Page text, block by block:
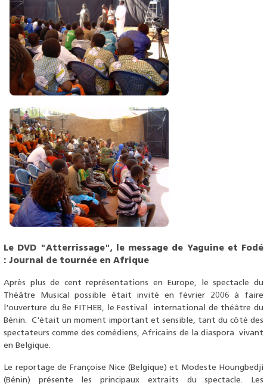
Le DVD "Atterrissage", le message de Yaguine et Fodé
: Journal de tournée en Afrique
Après plus de cent représentations en Europe, le spectacle du
Théâtre Musical possible était invité en février 2006 à faire
l'ouverture du 8e FITHEB, le Festival international de théâtre du
Bénin. C'était un moment important et sensible, tant du côté des
spectateurs comme des comédiens, Africains de la diaspora vivant
en Belgique.
Le reportage de Françoise Nice (Belgique) et Modeste Houngbedji
(Bénin) présente les principaux extraits du spectacle. Les